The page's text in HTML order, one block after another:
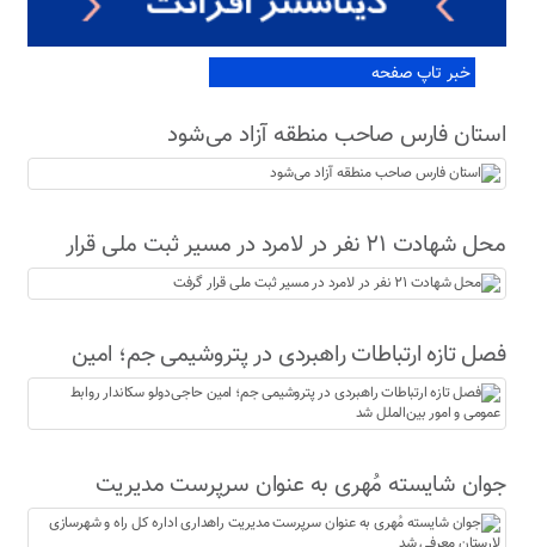
خبر تاپ صفحه
استان فارس صاحب منطقه آزاد می‌شود
محل شهادت ۲۱ نفر در لامرد در مسیر ثبت ملی قرار
گرفت
فصل تازه ارتباطات راهبردی در پتروشیمی جم؛ امین
حاجی‌دولو سکاندار روابط عمومی و امور بین‌الملل شد
جوان شایسته مُهری به عنوان سرپرست مدیریت
راهداری اداره کل راه و شهرسازی لارستان معرفی شد